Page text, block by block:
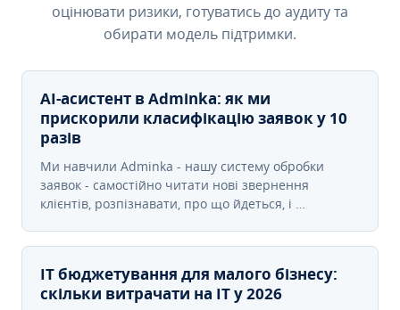
оцінювати ризики, готуватись до аудиту та
обирати модель підтримки.
AI-асистент в Adminka: як ми
прискорили класифікацію заявок у 10
разів
Ми навчили Adminka - нашу систему обробки
заявок - самостійно читати нові звернення
клієнтів, розпізнавати, про що йдеться, і …
IT бюджетування для малого бізнесу:
скільки витрачати на IT у 2026